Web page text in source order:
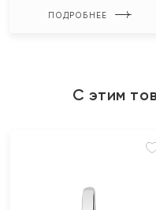
ПОДРОБНЕЕ
С этим